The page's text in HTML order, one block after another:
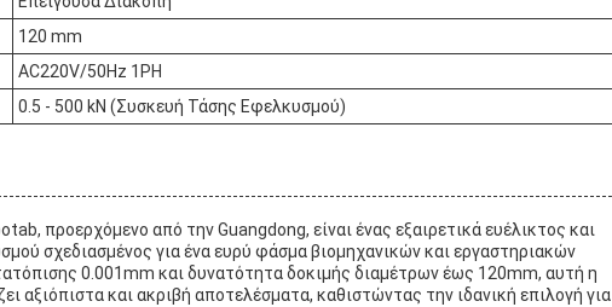
120 mm
AC220V/50Hz 1PH
0.5 - 500 kN (Συσκευή Τάσης Εφελκυσμού)
προερχόμενο από την Guangdong, είναι ένας εξαιρετικά ευέλικτος και
σχεδιασμένος για ένα ευρύ φάσμα βιομηχανικών και εργαστηριακών
0.001mm και δυνατότητα δοκιμής διαμέτρων έως 120mm, αυτή η
αξιόπιστα και ακριβή αποτελέσματα, καθιστώντας την ιδανική επιλογή για